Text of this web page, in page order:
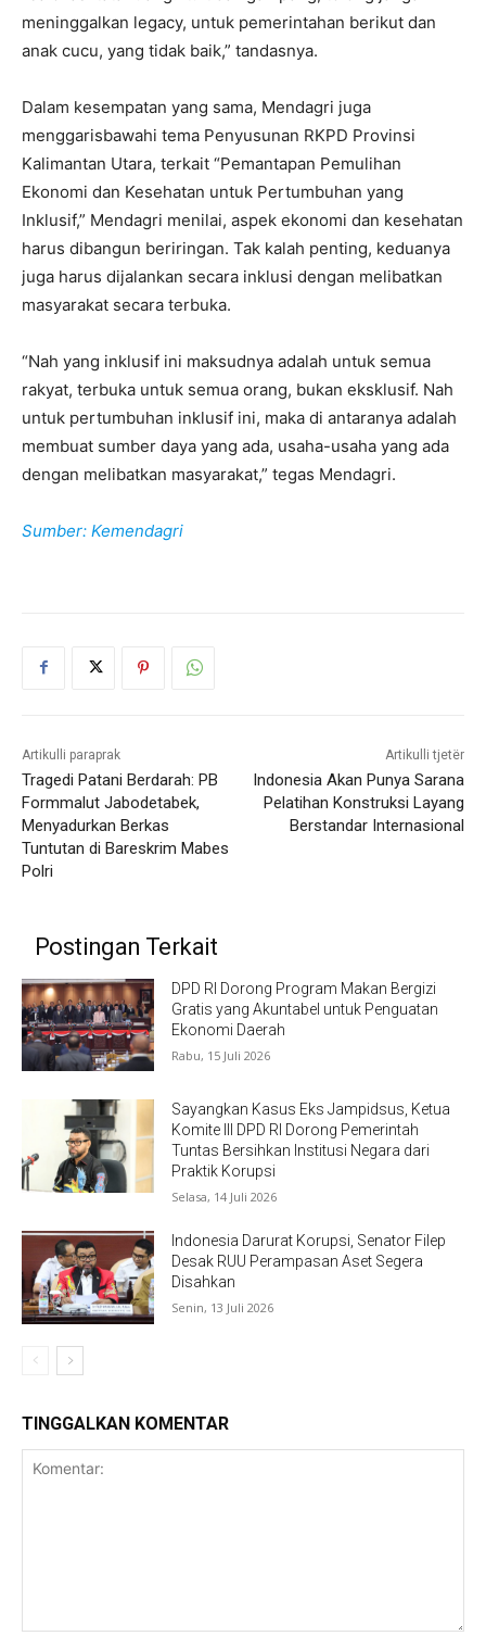
meninggalkan legacy, untuk pemerintahan berikut dan
anak cucu, yang tidak baik,” tandasnya.
Dalam kesempatan yang sama, Mendagri juga
menggarisbawahi tema Penyusunan RKPD Provinsi
Kalimantan Utara, terkait “Pemantapan Pemulihan
Ekonomi dan Kesehatan untuk Pertumbuhan yang
Inklusif,” Mendagri menilai, aspek ekonomi dan kesehatan
harus dibangun beriringan. Tak kalah penting, keduanya
juga harus dijalankan secara inklusi dengan melibatkan
masyarakat secara terbuka.
“Nah yang inklusif ini maksudnya adalah untuk semua
rakyat, terbuka untuk semua orang, bukan eksklusif. Nah
untuk pertumbuhan inklusif ini, maka di antaranya adalah
membuat sumber daya yang ada, usaha-usaha yang ada
dengan melibatkan masyarakat,” tegas Mendagri.
Sumber: Kemendagri
Artikulli paraprak
Tragedi Patani Berdarah: PB
Formmalut Jabodetabek,
Menyadurkan Berkas
Tuntutan di Bareskrim Mabes
Polri
Artikulli tjetër
Indonesia Akan Punya Sarana
Pelatihan Konstruksi Layang
Berstandar Internasional
Postingan Terkait
DPD RI Dorong Program Makan Bergizi
Gratis yang Akuntabel untuk Penguatan
Ekonomi Daerah
Rabu, 15 Juli 2026
Sayangkan Kasus Eks Jampidsus, Ketua
Komite III DPD RI Dorong Pemerintah
Tuntas Bersihkan Institusi Negara dari
Praktik Korupsi
Selasa, 14 Juli 2026
Indonesia Darurat Korupsi, Senator Filep
Desak RUU Perampasan Aset Segera
Disahkan
Senin, 13 Juli 2026
TINGGALKAN KOMENTAR